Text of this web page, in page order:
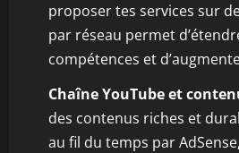
proposer tes services sur
par réseau permet
compétences et
Chaîne YouTube et
des contenus riches et
au fil du temps par